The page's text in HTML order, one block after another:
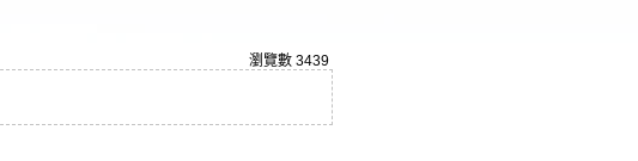
瀏覽數 3439